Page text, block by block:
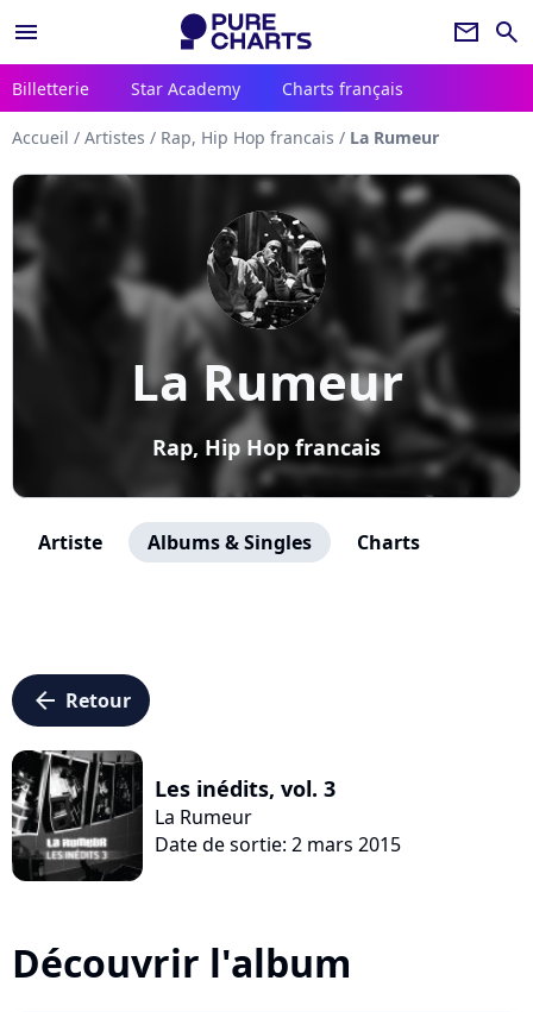
menu newsletter search
Billetterie Star Academy Charts français
Accueil / Artistes / Rap, Hip Hop francais / La Rumeur
La Rumeur
Rap, Hip Hop francais
Artiste Albums & Singles Charts
arrow_left Retour
Les inédits, vol. 3
La Rumeur
Date de sortie: 2 mars 2015
Découvrir l'album